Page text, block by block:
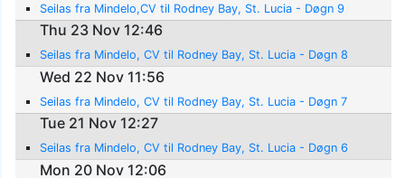
Seilas fra Mindelo,CV til Rodney Bay, St. Lucia - Døgn 9
Thu 23 Nov 12:46
Seilas fra Mindelo, CV til Rodney Bay, St. Lucia - Døgn 8
Wed 22 Nov 11:56
Seilas fra Mindelo, CV til Rodney Bay, St. Lucia - Døgn 7
Tue 21 Nov 12:27
Seilas fra Mindelo, CV til Rodney Bay, St. Lucia - Døgn 6
Mon 20 Nov 12:06